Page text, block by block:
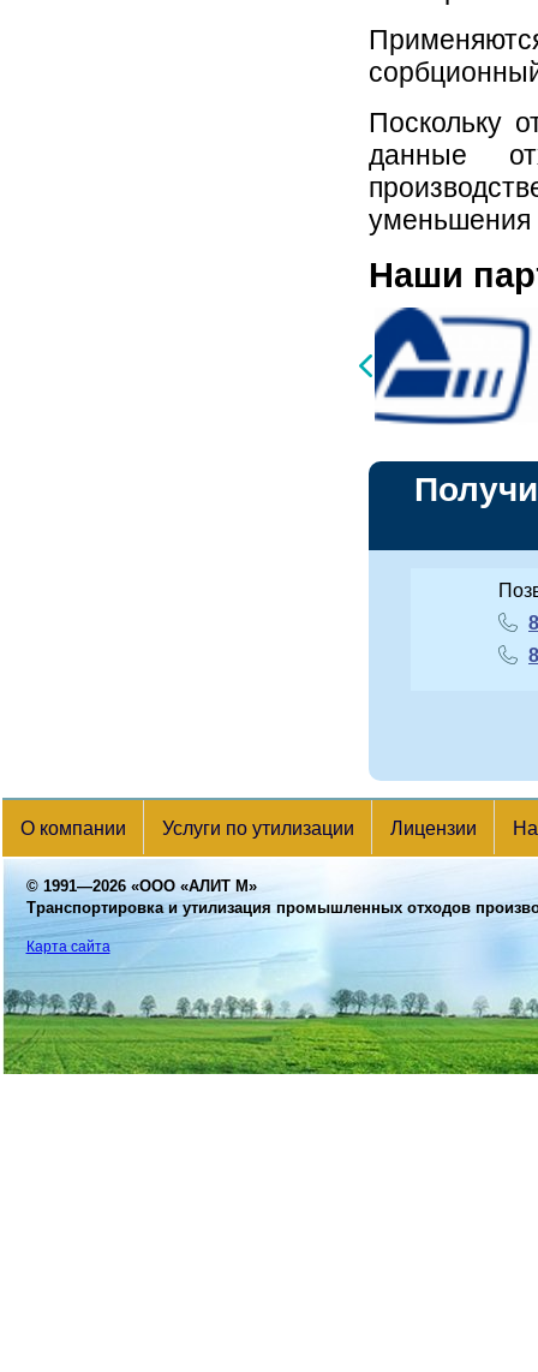
Поскольку
данные
уменьшения
Наши
О компании Услуги по утилизации Лицензии
© 1991—2026 «ООО «АЛИТ М»
Транспортировка и утилизация промышленных отходов
Карта сайта